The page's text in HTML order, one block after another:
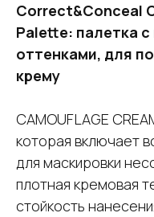
Correct&Conceal
Palette: палетка
оттенками, для
крему
CAMOUFLAGE
которая включает
для маскировки
плотная кремовая
стойкость